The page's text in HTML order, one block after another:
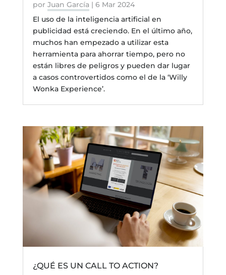
por Juan García | 6 Mar 2024
El uso de la inteligencia artificial en
publicidad está creciendo. En el último año,
muchos han empezado a utilizar esta
herramienta para ahorrar tiempo, pero no
están libres de peligros y pueden dar lugar
a casos controvertidos como el de la ‘Willy
Wonka Experience’.
¿QUÉ ES UN CALL TO ACTION?